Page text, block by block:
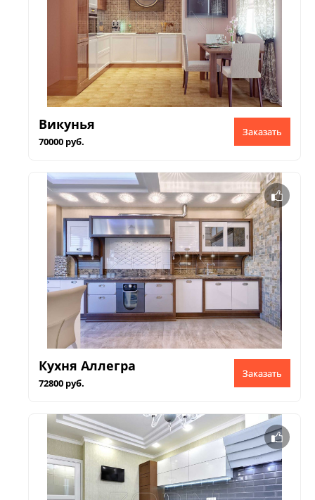
Викунья
70000 руб.
Заказать
Кухня Аллегра
72800 руб.
Заказать